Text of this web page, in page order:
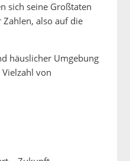
sich seine Großtaten
also auf die
häuslicher Umgebung
von